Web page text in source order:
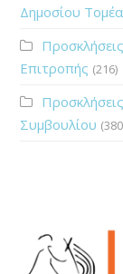
Δημοσίου Τομέα
Επιτροπής (216)
Συμβουλίου